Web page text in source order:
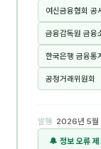
여신금융협회 공
금융감독원 금융
한국은행 금융통
공정거래위원회
발행 2026년 5월
🔔 정보 오류